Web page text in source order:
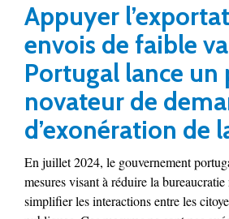
Appuyer
envois de faible
Portugal lance un
novateur de
d’exonération de
En juillet 2024, le gouvernement
mesures visant à réduire la
simplifier les interactions entre les